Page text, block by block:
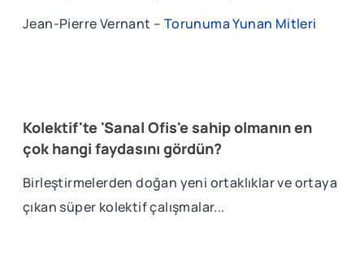
Jean-Pierre Vernant – Torunuma Yunan Mitleri
Kolektif'te 'Sanal Ofis'e sahip olmanın en
çok hangi faydasını gördün?
Birleştirmelerden doğan yeni ortaklıklar ve ortaya
çıkan süper kolektif çalışmalar...